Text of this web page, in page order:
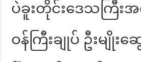
ပဲခူးတိုင်းဒေသကြီး
ဝန်ကြီးချုပ် ဦးမျိုးဆွ